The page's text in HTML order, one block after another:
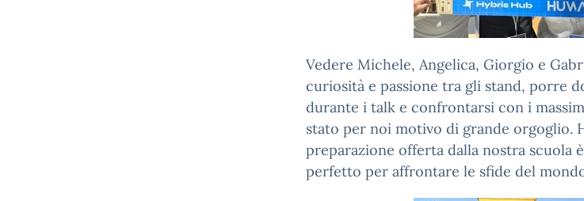
Vedere Michele, Angelica, Giorgio e
curiosità e passione tra gli stand, porre
durante i talk e confrontarsi con i
stato per noi motivo di grande orgoglio.
preparazione offerta dalla nostra scuola
perfetto per affrontare le sfide del